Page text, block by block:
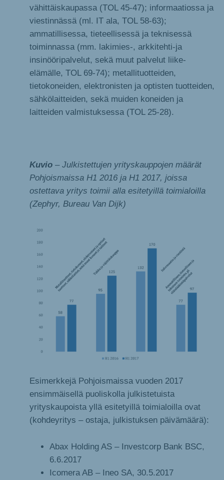
vähittäiskaupassa (TOL 45-47); informaatiossa ja
viestinnässä (ml. IT ala, TOL 58-63);
ammatillisessa, tieteellisessä ja teknisessä
toiminnassa (mm. lakimies-, arkkitehti-ja
insinööripalvelut, sekä muut palvelut liike-
elämälle, TOL 69-74); metallituotteiden,
tietokoneiden, elektronisten ja optisten tuotteiden,
sähkölaitteiden, sekä muiden koneiden ja
laitteiden valmistuksessa (TOL 25-28).
Kuvio – Julkistettujen yrityskauppojen määrät
Pohjoismaissa H1 2016 ja H1 2017, joissa
ostettava yritys toimii alla esitetyillä toimialoilla
(Zephyr, Bureau Van Dijk)
Esimerkkejä Pohjoismaissa vuoden 2017
ensimmäisellä puoliskolla julkistetuista
yrityskaupoista yllä esitetyillä toimialoilla ovat
(kohdeyritys – ostaja, julkistuksen päivämäärä):
Abax Holding AS – Investcorp Bank BSC,
6.6.2017
Icomera AB – Ineo SA, 30.5.2017